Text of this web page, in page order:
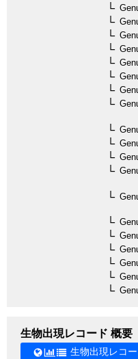
生物出現レコード 概要
生物出現レコ